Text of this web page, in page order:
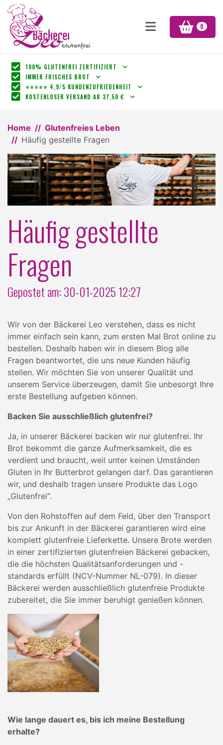
0
100% GLUTENFREI ZERTIFIZIERT
IMMER FRISCHES BROT
⭐⭐⭐⭐⭐ 4,9/5 KUNDENZUFRIEDENHEIT
KOSTENLOSER VERSAND AB 37,50 €
Home
Glutenfreies Leben
Häufig gestellte Fragen
Häufig gestellte
Fragen
Gepostet am: 30-01-2025 12:27
Wir von der Bäckerei Leo verstehen, dass es nicht
immer einfach sein kann, zum ersten Mal Brot online zu
bestellen. Deshalb haben wir in diesem Blog alle
Fragen beantwortet, die uns neue Kunden häufig
stellen. Wir möchten Sie von unserer Qualität und
unserem Service überzeugen, damit Sie unbesorgt Ihre
erste Bestellung aufgeben können.
Backen Sie ausschließlich glutenfrei?
Ja, in unserer Bäckerei backen wir nur glutenfrei. Ihr
Brot bekommt die ganze Aufmerksamkeit, die es
verdient und braucht, weil unter keinen Umständen
Gluten in Ihr Butterbrot gelangen darf. Das garantieren
wir, und deshalb tragen unsere Produkte das Logo
„Glutenfrei“.
Von den Rohstoffen auf dem Feld, über den Transport
bis zur Ankunft in der Bäckerei garantieren wird eine
komplett glutenfreie Lieferkette. Unsere Brote werden
in einer zertifizierten glutenfreien Bäckerei gebacken,
die die höchsten Qualitätsanforderungen und -
standards erfüllt (NCV-Nummer NL-079). In dieser
Bäckerei werden ausschließlich glutenfreie Produkte
zubereitet, die Sie immer beruhigt genießen können.
Wie lange dauert es, bis ich meine Bestellung
erhalte?